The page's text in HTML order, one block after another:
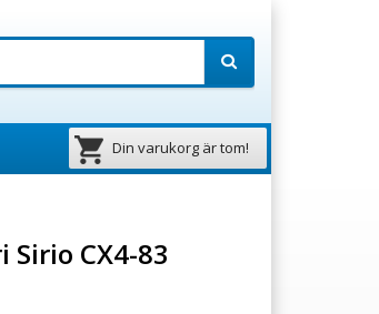
Din varukorg är tom!
CX4-83